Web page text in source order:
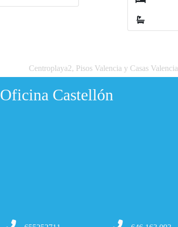
Centroplaya2, Pisos Valencia y Casas Valencia
Oficina Castellón